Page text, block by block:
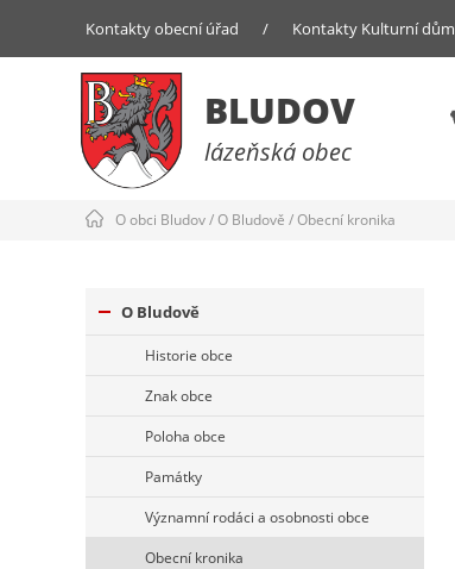
Kontakty obecní úřad / Kontakty Kulturní dům
BLUDOV
lázeňská obec
O obci Bludov/O Bludově /Obecní kronika
O Bludově
Historie obce
Znak obce
Poloha obce
Památky
Významní rodáci a osobnosti obce
Obecní kronika